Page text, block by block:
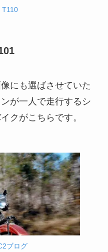
T110
にも選ばさせていた
が一人で走行するシ
クがこちらです。
ブログ